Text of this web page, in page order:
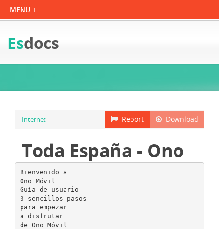
Esdocs
Download
Report
Internet
Toda España - Ono
Bienvenido a
Ono Móvil
Guía de usuario
3 sencillos pasos
para empezar
a disfrutar
de Ono Móvil